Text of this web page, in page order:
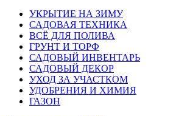
УКРЫТИЕ НА ЗИМУ
САДОВАЯ ТЕХНИКА
ВСЁ ДЛЯ ПОЛИВА
ГРУНТ И ТОРФ
САДОВЫЙ ИНВЕНТАРЬ
САДОВЫЙ ДЕКОР
УХОД ЗА УЧАСТКОМ
УДОБРЕНИЯ И ХИМИЯ
ГАЗОН